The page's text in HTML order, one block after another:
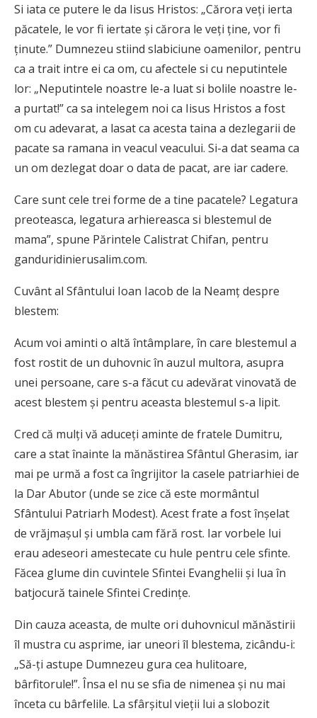
Si iata ce putere le da Iisus Hristos: „Cărora veţi ierta
păcatele, le vor fi iertate şi cărora le veţi ţine, vor fi
ţinute.” Dumnezeu stiind slabiciune oamenilor, pentru
ca a trait intre ei ca om, cu afectele si cu neputintele
lor: „Neputintele noastre le-a luat si bolile noastre le-
a purtat!” ca sa intelegem noi ca Iisus Hristos a fost
om cu adevarat, a lasat ca acesta taina a dezlegarii de
pacate sa ramana in veacul veacului. Si-a dat seama ca
un om dezlegat doar o data de pacat, are iar cadere.
Care sunt cele trei forme de a tine pacatele? Legatura
preoteasca, legatura arhiereasca si blestemul de
mama”, spune Părintele Calistrat Chifan, pentru
ganduridinierusalim.com.
Cuvânt al Sfântului Ioan Iacob de la Neamț despre
blestem:
Acum voi aminti o altă întâmplare, în care blestemul a
fost rostit de un duhovnic în auzul multora, asupra
unei persoane, care s-a făcut cu adevărat vinovată de
acest blestem şi pentru aceasta blestemul s-a lipit.
Cred că mulţi vă aduceţi aminte de fratele Dumitru,
care a stat înainte la mănăstirea Sfântul Gherasim, iar
mai pe urmă a fost ca îngrijitor la casele patriarhiei de
la Dar Abutor (unde se zice că este mormântul
Sfântului Patriarh Modest). Acest frate a fost înşelat
de vrăjmaşul şi umbla cam fără rost. Iar vorbele lui
erau adeseori amestecate cu hule pentru cele sfinte.
Făcea glume din cuvintele Sfintei Evanghelii şi lua în
batjocură tainele Sfintei Credinţe.
Din cauza aceasta, de multe ori duhovnicul mănăstirii
îl mustra cu asprime, iar uneori îl blestema, zicându-i:
„Să-ţi astupe Dumnezeu gura cea hulitoare,
bârfitorule!”. Însa el nu se sfia de nimenea şi nu mai
înceta cu bârfelile. La sfârşitul vieţii lui a slobozit